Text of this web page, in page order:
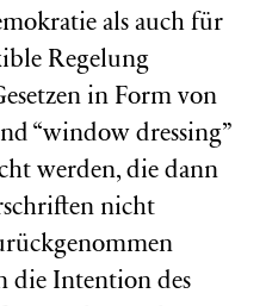
als auch für
Regelung
in Form von
“window dressing”
werden, die dann
nicht
die Intention des